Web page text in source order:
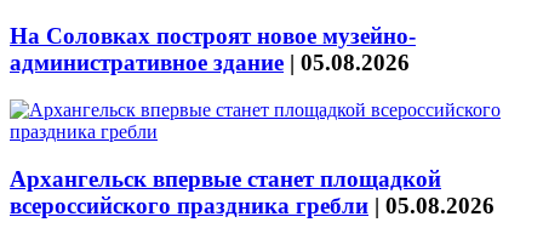
На Соловках построят новое музейно-
административное здание | 05.08.2026
Архангельск впервые станет площадкой
всероссийского праздника гребли | 05.08.2026